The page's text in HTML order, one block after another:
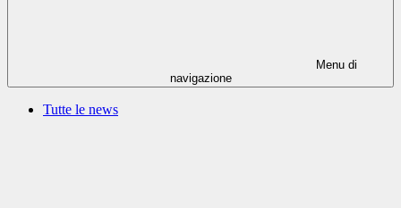
Menu di
navigazione
Tutte le news